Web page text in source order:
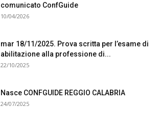
comunicato ConfGuide
10/04/2026
mar 18/11/2025. Prova scritta per l’esame di
abilitazione alla professione di...
22/10/2025
Nasce CONFGUIDE REGGIO CALABRIA
24/07/2025